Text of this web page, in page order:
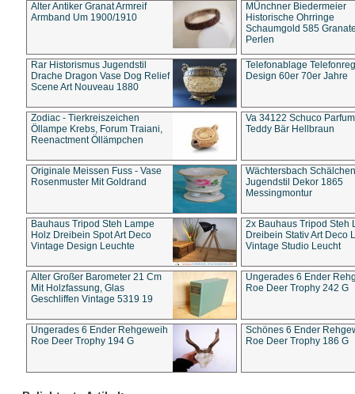
Alter Antiker Granat Armreif
Armband Um 1900/1910
MÜnchner Biedermeier
Historische Ohrringe
Schaumgold 585
Perlen
Rar Historismus Jugendstil
Drache Dragon Vase Dog Relief
Scene Art Nouveau 1880
Telefonablage
Design 60er 70er Jahre
Zodiac - Tierkreiszeichen
Öllampe Krebs, Forum Traiani,
Reenactment Öllämpchen
Va 34122 Schuco
Teddy Bär Hellbraun
Originale Meissen Fuss - Vase
Rosenmuster Mit Goldrand
Wächtersbach Schälchen
Jugendstil Dekor 1865
Messingmontur
Bauhaus Tripod Steh Lampe
Holz Dreibein Spot Art Deco
Vintage Design Leuchte
2x Bauhaus Tripod Steh
Dreibein Stativ Art Deco
Vintage Studio Leucht
Alter Großer Barometer 21 Cm
Mit Holzfassung, Glas
Geschliffen Vintage 5319 19
Ungerades 6 Ender
Roe Deer Trophy 242 G
Ungerades 6 Ender Rehgeweih
Roe Deer Trophy 194 G
Schönes 6 Ender
Roe Deer Trophy 186 G